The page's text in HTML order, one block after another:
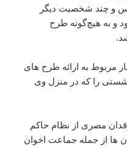
و چند شخصیت دیگر
و به‌ هیچ‌گونه طرح
مربوط به ارائه طرح های
را که در منزل وی
مصری از نظام حاکم
ها از جمله جماعت اخوان